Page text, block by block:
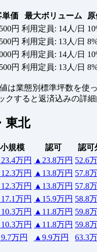
単価 最大ボリューム
円 利用定員: 14人/日
円 利用定員: 13人/日
円 利用定員: 14人/日
円 利用定員: 13人/日
は業態別標準坪数を使
クすると返済込みの詳細
東北
小規模 認可 認可
万円 ▲23.8万円 52.6
万円 ▲13.8万円 57.8
万円 ▲13.8万円 57.8
万円 ▲15.9万円 58.8
万円 ▲11.8万円 59.8
万円 ▲11.8万円 59.8
万円 ▲9.9万円 63.3